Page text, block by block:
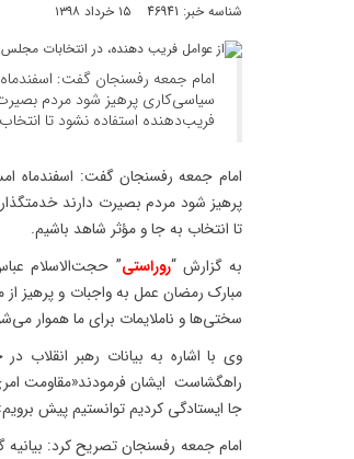
شناسه خبر: 46941 ۱۵ خرداد ۱۳۹۸
امام جمعه رفسنجان گفت:
سیاسی‌کاری پرهیز شود مردم
فریب‌دهنده استفاده نشود تا
امام جمعه رفسنجان گفت: اسفندماه
پرهیز شود مردم بصیرت دارند
تا انتخاب به جا و مؤثر شاهد باشیم.
به گزارش “روراستی” حجت‌الاسلام
مبارک رمضان عمل به واجبات و
سختی‌ها و ناملایمات برای ما هموار
وی با اشاره به بیانات رهبر انقلاب
راهگشاست ایشان فرمودند«مقاومت
جا ایستادگی کردیم توانستیم پیش
امام جمعه رفسنجان تصریح کرد: